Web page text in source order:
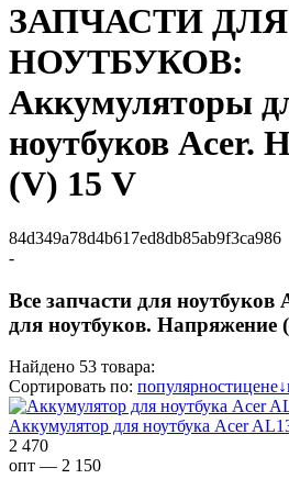
ЗАПЧАСТИ ДЛЯ
НОУТБУКОВ:
Аккумуляторы
ноутбуков Acer.
(V) 15 V
84d349a78d4b617ed8db85ab9f3ca986
-
Все запчасти для
для ноутбуков. Напряжение
Найдено 53 товара:
Сортировать по: популярностицене↓
Аккумулятор для ноутбука Acer
2 470
опт — 2 150